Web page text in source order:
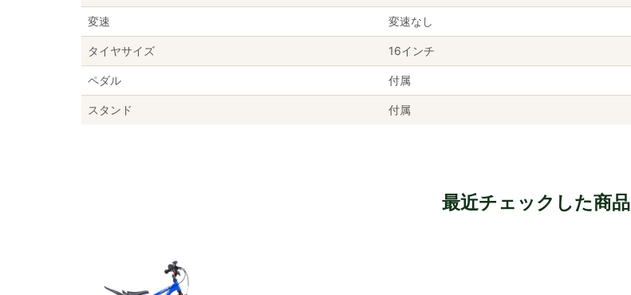
変速 変速なし
タイヤサイズ 16インチ
ペダル 付属
スタンド 付属
最近チェックした商品